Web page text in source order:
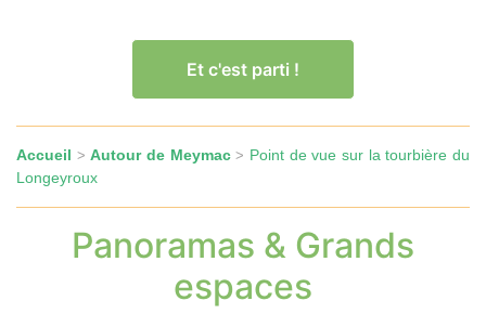
Et c'est parti !
Accueil >Autour de Meymac> Point de vue sur la tourbière du
Longeyroux
Panoramas & Grands
espaces